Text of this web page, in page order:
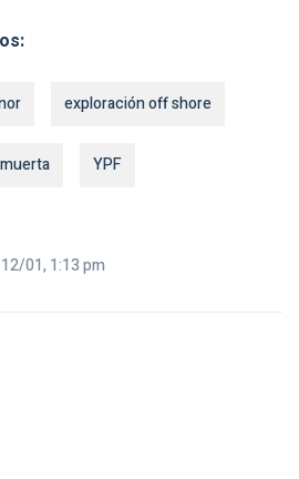
exploración off shore
YPF
01, 1:13 pm